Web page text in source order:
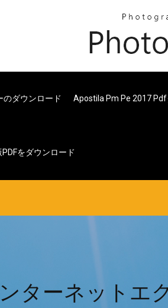
のダウンロード Apostila Pm Pe 2017
をダウンロード
ターネットエ